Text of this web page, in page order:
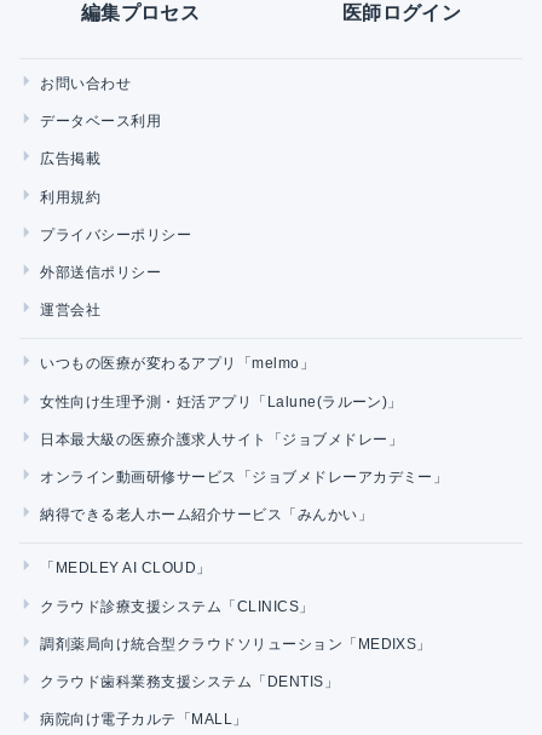
編集プロセス 医師ログイン
お問い合わせ
データベース利用
広告掲載
利用規約
プライバシーポリシー
外部送信ポリシー
運営会社
いつもの医療が変わるアプリ「melmo」
女性向け生理予測・妊活アプリ「Lalune(ラルーン)」
日本最大級の医療介護求人サイト「ジョブメドレー」
オンライン動画研修サービス「ジョブメドレーアカデミー」
納得できる老人ホーム紹介サービス「みんかい」
「MEDLEY AI CLOUD」
クラウド診療支援システム「CLINICS」
調剤薬局向け統合型クラウドソリューション「MEDIXS」
クラウド歯科業務支援システム「DENTIS」
病院向け電子カルテ「MALL」